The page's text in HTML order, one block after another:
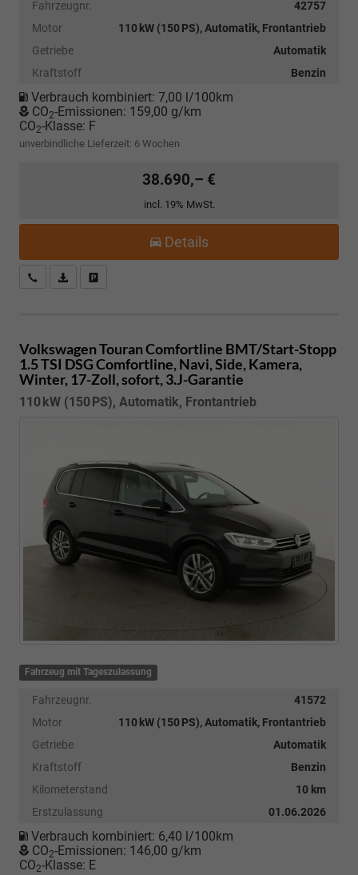
Fahrzeugnr.
42757
Motor
110 kW (150 PS), Automatik, Frontantrieb
Getriebe
Automatik
Kraftstoff
Benzin
Verbrauch kombiniert: 7,00 l/100km
CO2-Emissionen: 159,00 g/km
CO2-Klasse: F
unverbindliche Lieferzeit: 6 Wochen
38.690,– €
incl. 19% MwSt.
Details
Kostenloser Rückruf-Service
PDF-Datei, Fahrzeugexposé drucken
Volkswagen TouranComfortline BMT/Start-Stopp
1.5 TSI DSG Comfortline, Navi, Side, Kamera,
Winter, 17-Zoll, sofort, 3.J-Garantie
110 kW (150 PS), Automatik, Frontantrieb
Fahrzeug mit Tageszulassung
Fahrzeugnr.
41572
Motor
110 kW (150 PS), Automatik, Frontantrieb
Getriebe
Automatik
Kraftstoff
Benzin
Kilometerstand
10 km
Erstzulassung
01.06.2026
Verbrauch kombiniert: 6,40 l/100km
CO2-Emissionen: 146,00 g/km
CO2-Klasse: E